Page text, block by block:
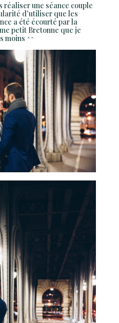
réaliser une séance couple
d’utiliser que les
a été écourté par la
petit Bretonne que je
moins ^^